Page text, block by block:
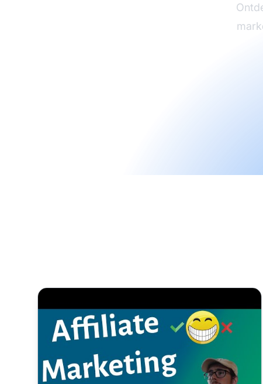
5 Affiliate Marketing Fouten Die Je Kunt Voorkomen